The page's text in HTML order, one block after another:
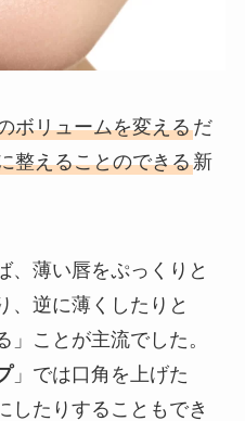
ボリュームを変えるだ
整えることのできる新
、薄い唇をぷっくりと
、逆に薄くしたりと
」ことが主流でした。
」では口角を上げた
したりすることもでき